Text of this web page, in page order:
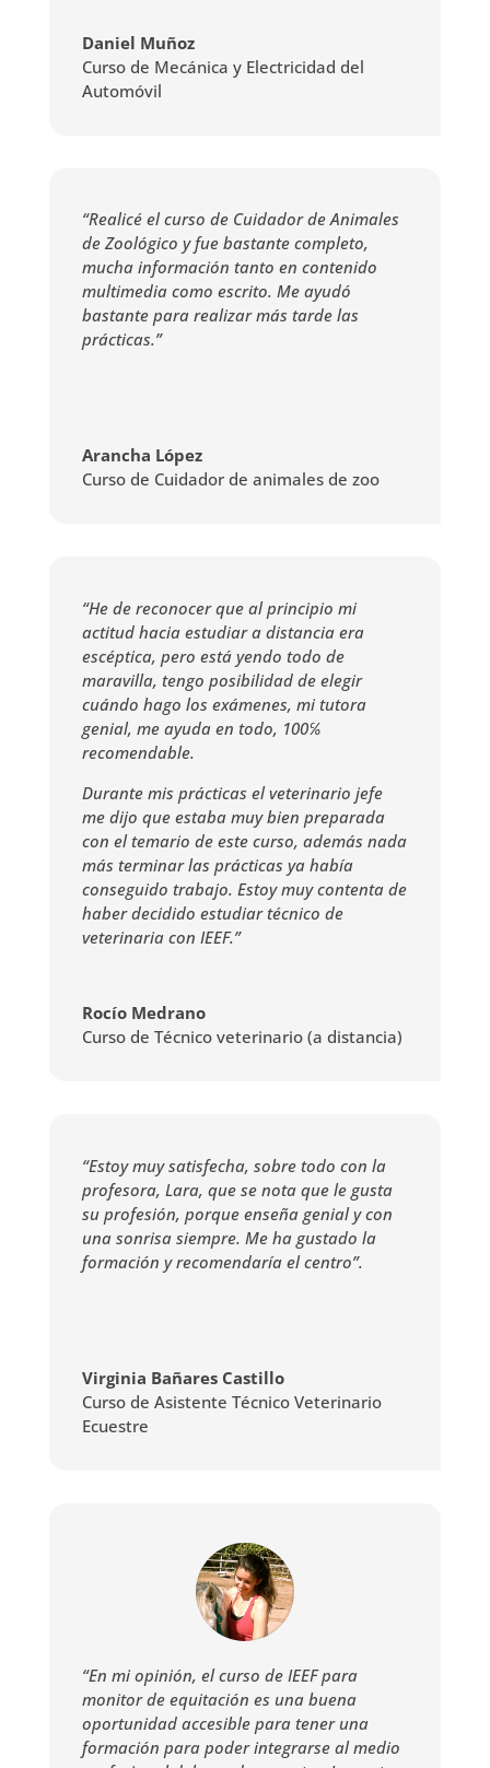
Daniel Muñoz
Curso de Mecánica y Electricidad del
Automóvil
“Realicé el curso de Cuidador de Animales
de Zoológico y fue bastante completo,
mucha información tanto en contenido
multimedia como escrito. Me ayudó
bastante para realizar más tarde las
prácticas.”
Arancha López
Curso de Cuidador de animales de zoo
“He de reconocer que al principio mi
actitud hacia estudiar a distancia era
escéptica, pero está yendo todo de
maravilla, tengo posibilidad de elegir
cuándo hago los exámenes, mi tutora
genial, me ayuda en todo, 100℅
recomendable.
Durante mis prácticas el veterinario jefe
me dijo que estaba muy bien preparada
con el temario de este curso, además nada
más terminar las prácticas ya había
conseguido trabajo. Estoy muy contenta de
haber decidido estudiar técnico de
veterinaria con IEEF.”
Rocío Medrano
Curso de Técnico veterinario (a distancia)
“Estoy muy satisfecha, sobre todo con la
profesora, Lara, que se nota que le gusta
su profesión, porque enseña genial y con
una sonrisa siempre. Me ha gustado la
formación y recomendaría el centro”.
Virginia Bañares Castillo
Curso de Asistente Técnico Veterinario
Ecuestre
“En mi opinión, el curso de IEEF para
monitor de equitación es una buena
oportunidad accesible para tener una
formación para poder integrarse al medio